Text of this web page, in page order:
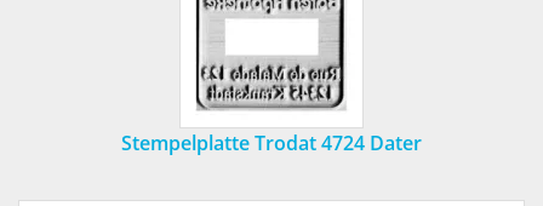
Stempelplatte Trodat 4724 Dater